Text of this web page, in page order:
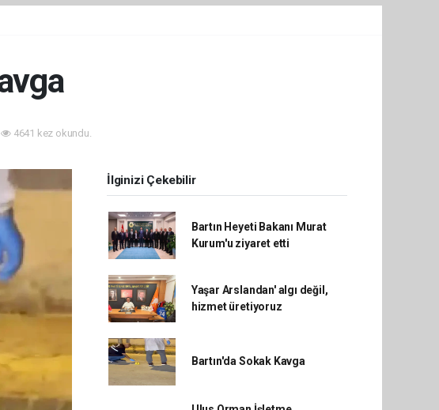
4641 kez okundu.
İlginizi Çekebilir
Bartın Heyeti Bakanı Murat
Kurum'u ziyaret etti
Yaşar Arslandan' algı değil,
hizmet üretiyoruz
Bartın'da Sokak Kavga